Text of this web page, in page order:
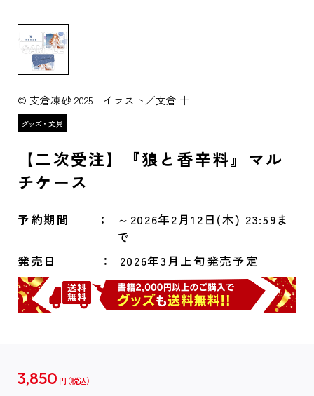
© 支倉凍砂 2025 イラスト／文倉 十
【二次受注】『狼と香辛料』マル
チケース
予約期間
～2026年2月12日(木) 23:59ま
で
発売日
2026年3月上旬発売予定
3,850 円